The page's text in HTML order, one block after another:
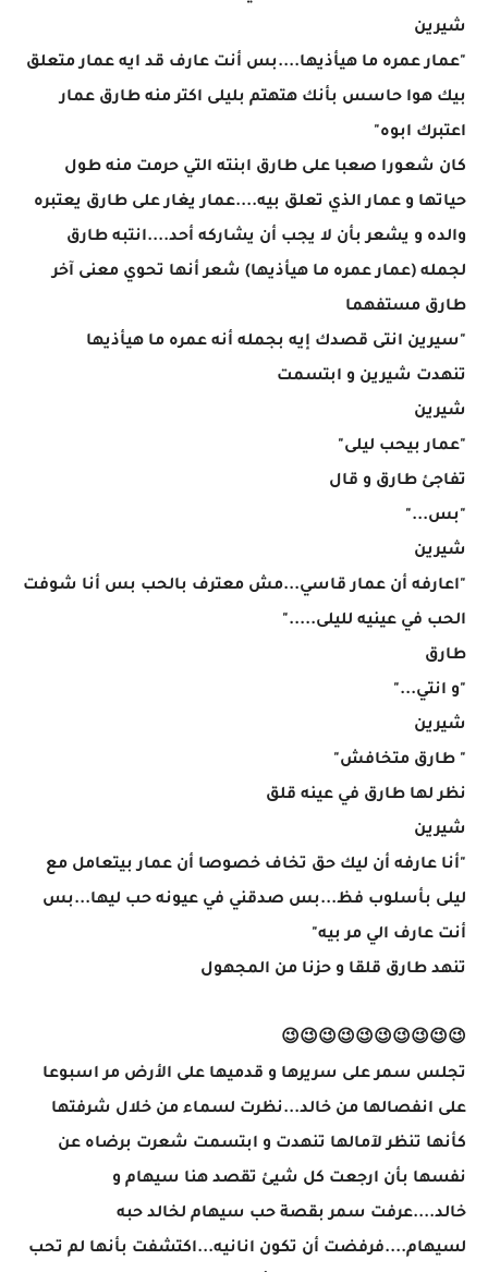
شيرين
"عمار عمره ما هيأذيها....بس أنت عارف قد ايه عمار متعلق
بيك هوا حاسس بأنك هتهتم بليلى اكتر منه طارق عمار
اعتبرك ابوه"
كان شعورا صعبا على طارق ابنته التي حرمت منه طول
حياتها و عمار الذي تعلق بيه....عمار يغار على طارق يعتبره
والده و يشعر بأن لا يجب أن يشاركه أحد....انتبه طارق
لجمله (عمار عمره ما هيأذيها) شعر أنها تحوي معنى آخر
طارق مستفهما
"سيرين انتى قصدك إيه بجمله أنه عمره ما هيأذيها
تنهدت شيرين و ابتسمت
شيرين
"عمار بيحب ليلى"
تفاجئ طارق و قال
"بس..."
شيرين
"اعارفه أن عمار قاسي...مش معترف بالحب بس أنا شوفت
الحب في عينيه لليلى....."
طارق
"و انتي..."
شيرين
" طارق متخافش"
نظر لها طارق في عينه قلق
شيرين
"أنا عارفه أن ليك حق تخاف خصوصا أن عمار بيتعامل مع
ليلى بأسلوب فظ...بس صدقني في عيونه حب ليها...بس
أنت عارف الي مر بيه"
تنهد طارق قلقا و حزنا من المجهول
😉😉😉😉😉😉😉😉😉😉
تجلس سمر على سريرها و قدميها على الأرض مر اسبوعا
على انفصالها من خالد...نظرت لسماء من خلال شرفتها
كأنها تنظر لآمالها تنهدت و ابتسمت شعرت برضاه عن
نفسها بأن ارجعت كل شيئ تقصد هنا سيهام و
خالد....عرفت سمر بقصة حب سيهام لخالد حبه
لسيهام....فرفضت أن تكون انانيه...اكتشفت بأنها لم تحب